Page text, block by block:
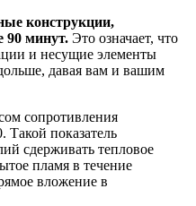
90 минут. Это означает, что
и несущие элементы
давая вам и вашим
сопротивления
показатель
сдерживать тепловое
пламя в течение
вложение в